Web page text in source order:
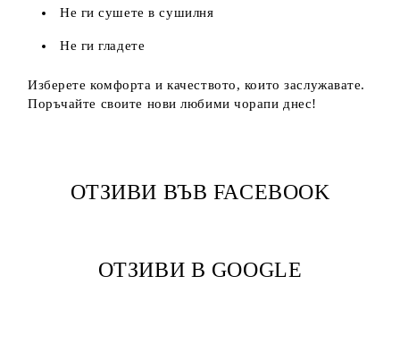
Не ги сушете в сушилня
Не ги гладете
Изберете комфорта и качеството, които заслужавате.
Поръчайте своите нови любими чорапи днес!
ОТЗИВИ ВЪВ FACEBOOK
ОТЗИВИ В GOOGLE